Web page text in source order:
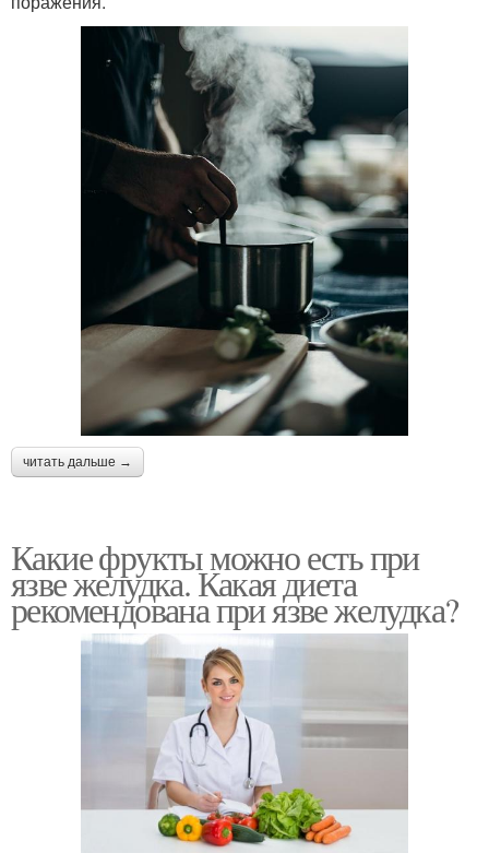
читать дальше →
Какие фрукты можно есть при
язве желудка. Какая диета
рекомендована при язве желудка?